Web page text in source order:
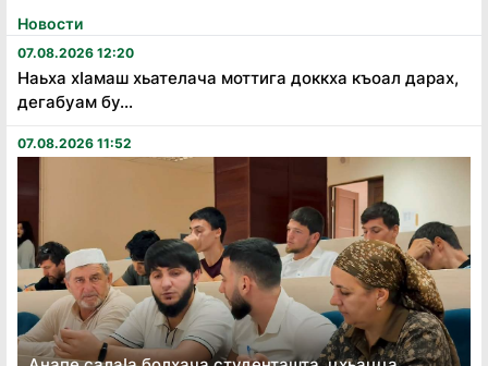
Новости
07.08.2026 12:20
Наьха хӏамаш хьателача моттига доккха къоал дарах,
дегабуам бу...
07.08.2026 11:52